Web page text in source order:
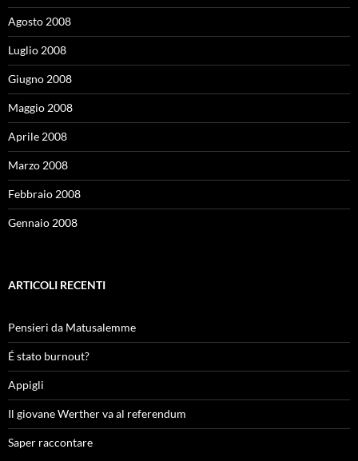
Agosto 2008
Luglio 2008
Giugno 2008
Maggio 2008
Aprile 2008
Marzo 2008
Febbraio 2008
Gennaio 2008
ARTICOLI RECENTI
Pensieri da Matusalemme
É stato burnout?
Appigli
Il giovane Werther va al referendum
Saper raccontare